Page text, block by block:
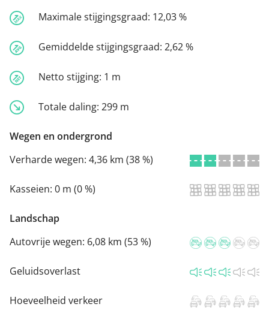
Maximale stijgingsgraad: 12,03 %
Gemiddelde stijgingsgraad: 2,62 %
Netto stijging: 1 m
Totale daling: 299 m
Wegen en ondergrond
Verharde wegen: 4,36 km (38 %)
Kasseien: 0 m (0 %)
Landschap
Autovrije wegen: 6,08 km (53 %)
Geluidsoverlast
Hoeveelheid verkeer